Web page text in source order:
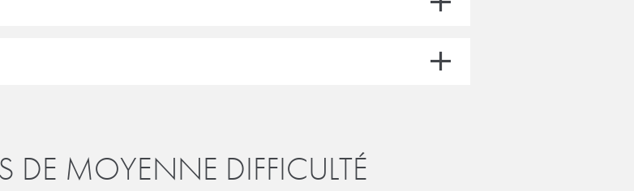
DE MOYENNE DIFFICULTÉ